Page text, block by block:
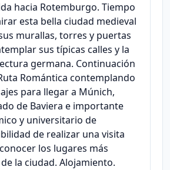
hacia Rotemburgo. Tiempo
esta bella ciudad medieval
murallas, torres y puertas
sus típicas calles y la
germana. Continuación
Romántica contemplando
para llegar a Múnich,
de Baviera e importante
y universitario de
de realizar una visita
los lugares más
la ciudad. Alojamiento.